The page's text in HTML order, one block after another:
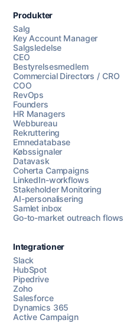
Chat med os
Produkter
Salg
Key Account Manager
Salgsledelse
CEO
Bestyrelsesmedlem
Commercial Directors / CRO
COO
RevOps
Founders
HR Managers
Webbureau
Rekruttering
Emnedatabase
Købssignaler
Datavask
Coherta Campaigns
LinkedIn-workflows
Stakeholder Monitoring
AI-personalisering
Samlet inbox
Go-to-market outreach flows
Integrationer
Slack
HubSpot
Pipedrive
Zoho
Salesforce
Dynamics 365
Active Campaign